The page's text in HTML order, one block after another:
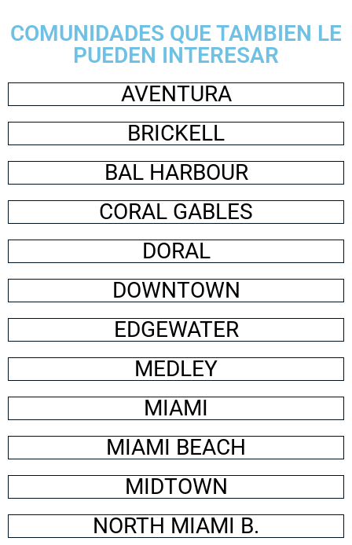
COMUNIDADES QUE TAMBIEN LE
PUEDEN INTERESAR
AVENTURA
BRICKELL
BAL HARBOUR
CORAL GABLES
DORAL
DOWNTOWN
EDGEWATER
MEDLEY
MIAMI
MIAMI BEACH
MIDTOWN
NORTH MIAMI B.